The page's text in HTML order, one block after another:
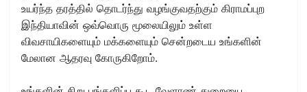
உயர்ந்த தரத்தில் தொடர்ந்து வழங்குவதற்கும் கிராமப்புற
இந்தியாவின் ஒவ்வொரு மூலையிலும் உள்ள
விவசாயிகளையும் மக்களையும் சென்றடைய உங்களின்
மேலான ஆதரவு கோருகிறோம்.